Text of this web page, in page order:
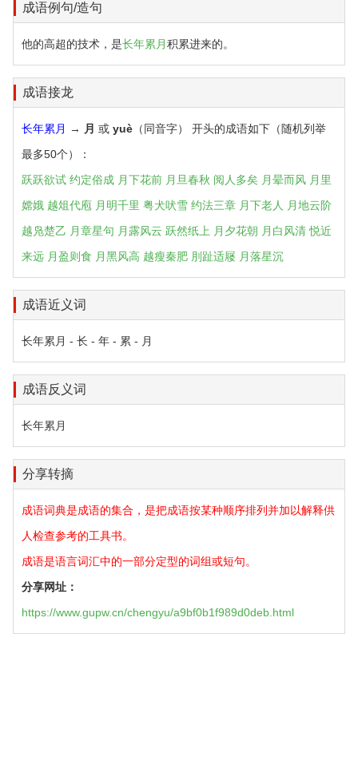
成语例句/造句
他的高超的技术，是长年累月积累进来的。
成语接龙
长年累月 → 月 或 yuè （同音字） 开头的成语如下（随机列举
最多50个）：
跃跃欲试 约定俗成 月下花前 月旦春秋 阅人多矣 月晕而风 月里
嫦娥 越俎代庖 月明千里 粤犬吠雪 约法三章 月下老人
月地云阶
越凫楚乙 月章星句 月露风云 跃然纸上 月夕花朝 月白风清 悦近
来远 月盈则食 月黑风高 越瘦秦肥 刖趾适屦 月落星沉
成语近义词
长年累月 - 长 - 年 - 累 - 月
成语反义词
长年累月
分享转摘
成语词典是成语的集合，是把成语按某种顺序排列并加以解释供
人检查参考的工具书。
成语是语言词汇中的一部分定型的词组或短句。
分享网址：
https://www.gupw.cn/chengyu/a9bf0b1f989d0deb.html